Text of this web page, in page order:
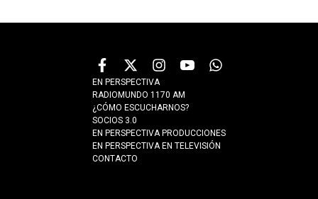
EN PERSPECTIVA
RADIOMUNDO 1170 AM
¿CÓMO ESCUCHARNOS?
SOCIOS 3.0
EN PERSPECTIVA PRODUCCIONES
EN PERSPECTIVA EN TELEVISIÓN
CONTACTO